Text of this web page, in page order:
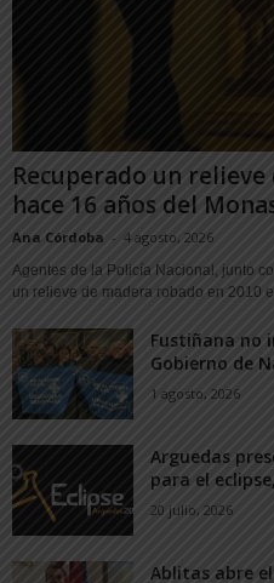
Recuperado un
hace 16 años del
Ana Córdoba - 4 agosto, 2026
Agentes de la Policía Nacional, junto
un relieve de madera robado en 2010
Fustiñana no
Gobierno de
1 agosto, 2026
Arguedas
para el
20 julio, 2026
Ablitas abre